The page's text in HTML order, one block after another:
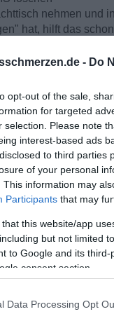
- Do
opt-out of the sale,
for targeted
selection. Please note
interest-based ads
to third parties
of your personal
This information may
Participants that may
that this website/app
but not limited
to Google and its
consent section.
Data Processing Opt
nehmen und
hat, hilft das schon
Darf auch
Schuhe
z. B.
/ Sie will mich
und reifen.
beiden Texte zu